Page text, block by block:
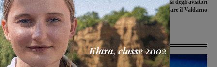
Terranuova Traiana
dopo l’accaduto la storia degli aviatori
morti per salvare il Valdarno
Ultime Notizie